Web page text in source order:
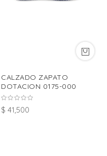
CALZADO ZAPATO
DOTACION 0175-000
$ 41,500